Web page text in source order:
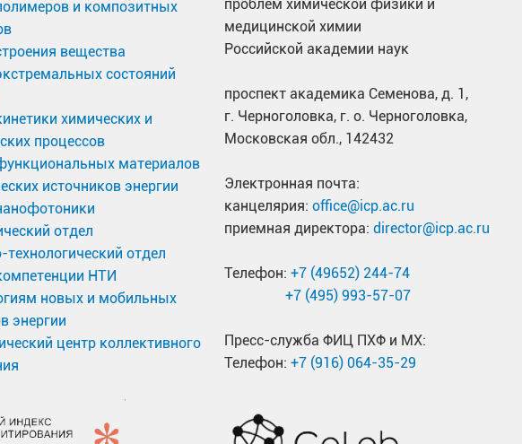
и композитных
вещества
состояний
химических и
процессов
материалов
источников энергии
отдел
отдел
НТИ
новых и мобильных
энергии
центр коллективного
проблем химической физики и
медицинской химии
Российской академии наук
проспект академика Семенова, д. 1,
г. Черноголовка, г. о. Черноголовка,
Московская обл., 142432
Электронная почта:
канцелярия: office@icp.ac.ru
приемная директора: director@icp.ac.ru
Телефон: +7 (49652) 244-74
+7 (495) 993-57-07
Пресс-служба ФИЦ ПХФ и МХ:
Телефон: +7 (916) 064-35-29